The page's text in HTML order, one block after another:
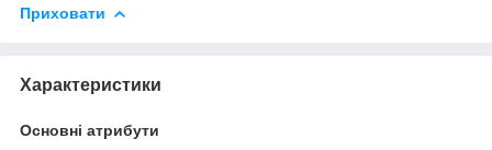
Приховати
Характеристики
Основні атрибути